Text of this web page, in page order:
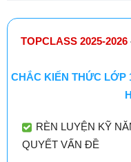
TOPCLASS 2025-2026
CHẮC KIẾN THỨC LỚP
RÈN LUYỆN KỸ
QUYẾT VẤN ĐỀ